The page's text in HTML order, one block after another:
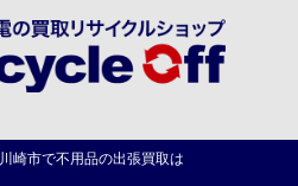
川崎市で不用品の出張買取は